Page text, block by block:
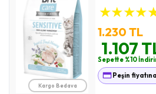
Kargo Bedava
★★★★
1.230 TL
1.107
Sepette %10
Peşin